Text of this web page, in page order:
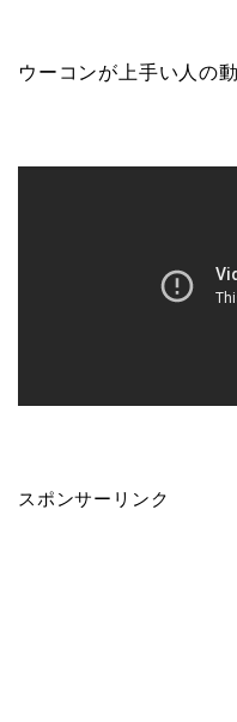
ウーコンが上手い人の
スポンサーリンク